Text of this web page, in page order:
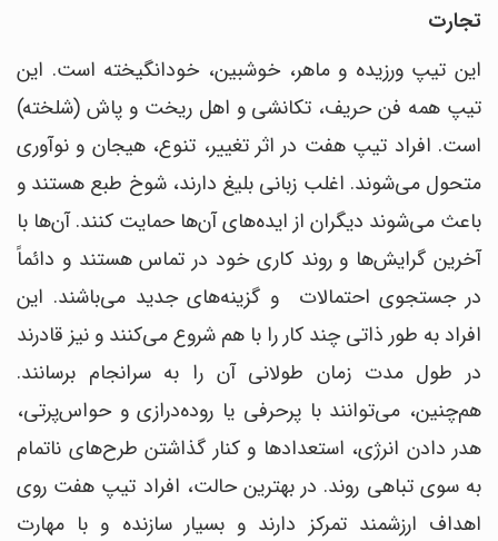
تجارت
این تیپ ورزیده و ماهر، خوشبین، خودانگیخته است. این
تیپ همه فن حریف، تکانشی و اهل ریخت و پاش (شلخته)
است. افراد تیپ هفت در اثر تغییر، تنوع، هیجان و نوآوری
متحول می‌شوند. اغلب زبانی بلیغ دارند، شوخ طبع هستند و
باعث می‌شوند دیگران از ایده‌های آن‌ها حمایت کنند. آن‌ها با
آخرین گرایش‌ها و روند کاری خود در تماس هستند و دائماً
در جستجوی احتمالات و گزینه‌های جدید می‌باشند. این
افراد به طور ذاتی چند کار را با هم شروع می‌کنند و نیز قادرند
در طول مدت زمان طولانی آن را به سرانجام برسانند.
هم‌چنین، می‌توانند با پرحرفی یا روده‌درازی و حواس‌پرتی،
هدر دادن انرژی، استعدادها و کنار گذاشتن طرح‌های ناتمام
به سوی تباهی روند. در بهترین حالت، افراد تیپ هفت روی
اهداف ارزشمند تمرکز دارند و بسیار سازنده و با مهارت